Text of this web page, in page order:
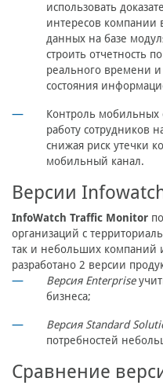
использовать
интересов компании
данных на базе
строить отчетность
реального времени
состояния
Контроль мобильных
работу сотрудников
снижая риск утечки
мобильный канал.
Версии
InfoWatch Traffic Monitor
организаций с
так и небольших компаний
разработано 2 версии
Версия Еnterprise
бизнеса;
Версия Standard
потребностей
Сравнение